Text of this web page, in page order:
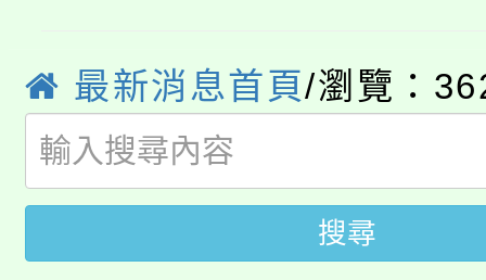
系所師生報名參加。
版
公告本校115學年度第
代理(課)教師甄選結果(
「2026金融保險知識
車」活動
桃園市115學年度學生
生本土語及新住民語歌
公告本校115學年度第
最新消息首頁/瀏覽：
搜尋